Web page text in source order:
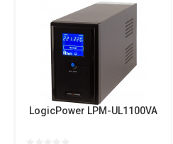
LogicPower LPM-UL1100VA